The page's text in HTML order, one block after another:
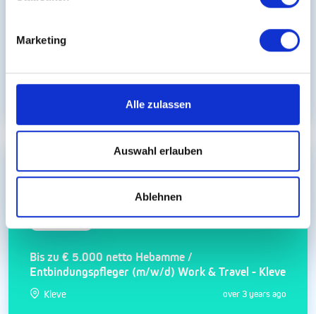
Marketing
Alle zulassen
Auswahl erlauben
Ablehnen
Station (m/w/d) Work & Travel - Kleve
Hebamme/Entbindungspfleger
Bis zu € 5.000 netto Hebamme /
Entbindungspfleger (m/w/d) Work & Travel - Kleve
Kleve over 3 years ago